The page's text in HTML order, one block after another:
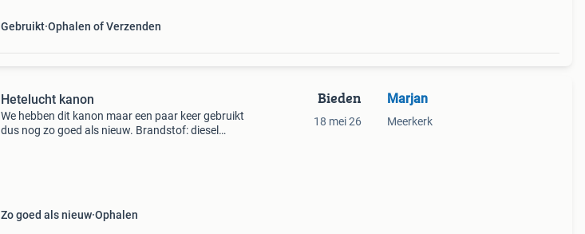
Gebruikt Ophalen of Verzenden
Hetelucht kanon
We hebben dit kanon maar een paar keer gebruikt
dus nog zo goed als nieuw. Brandstof: diesel
Zo goed als nieuw Ophalen
Bieden
18 mei 26
Marjan
Meerkerk